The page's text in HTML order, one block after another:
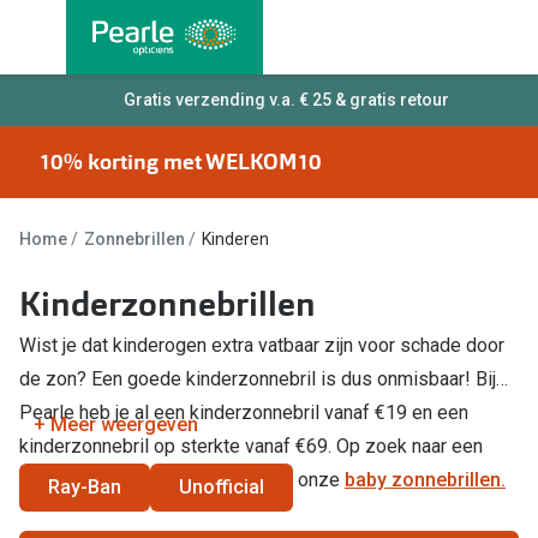
inhoud
Kinderbrillen
Soorten brillen
Bril op sterkte
Multifocale bril
Blauw-violet licht bril
Computerbril
Gratis verzending v.a. € 25 & gratis retour
10% korting met WELKOM10
Home Zonnebrillen Kinderen
Kinderzonnebrillen
Wist je dat kinderogen extra vatbaar zijn voor schade door
de zon? Een goede kinderzonnebril is dus onmisbaar! Bij
Pearle heb je al een kinderzonnebril vanaf €19 en een
kinderzonnebril op sterkte vanaf €69. Op zoek naar een
zonnebril voor jouw baby? Bekijk onze baby zonnebrillen.
+ Meer weergeven
Ray-Ban Unofficial